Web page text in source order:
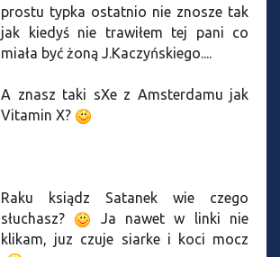
prostu typka ostatnio nie znosze tak
jak kiedyś nie trawiłem tej pani co
miała być żoną J.Kaczyńskiego....
A znasz taki sXe z Amsterdamu jak
Vitamin X?
Raku ksiądz Satanek wie czego
słuchasz?
Ja nawet w linki nie
klikam, juz czuje siarke i koci mocz